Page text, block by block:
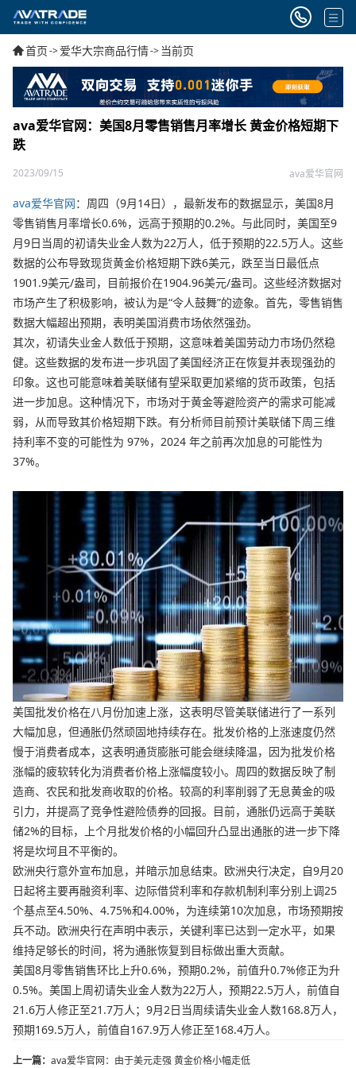
首页->爱华大宗商品行情-> 当前页
ava爱华官网：美国8月零售销售月率增长 黄金价格短期下
跌
2023/09/15 ava爱华官网
ava爱华官网：周四（9月14日），最新发布的数据显示，美国8月
零售销售月率增长0.6%，远高于预期的0.2%。与此同时，美国至9
月9日当周的初请失业金人数为22万人，低于预期的22.5万人。这些
数据的公布导致现货黄金价格短期下跌6美元，跌至当日最低点
1901.9美元/盎司，目前报价在1904.96美元/盎司。这些经济数据对
市场产生了积极影响，被认为是“令人鼓舞”的迹象。首先，零售销售
数据大幅超出预期，表明美国消费市场依然强劲。
其次，初请失业金人数低于预期，这意味着美国劳动力市场仍然稳
健。这些数据的发布进一步巩固了美国经济正在恢复并表现强劲的
印象。这也可能意味着美联储有望采取更加紧缩的货币政策，包括
进一步加息。这种情况下，市场对于黄金等避险资产的需求可能减
弱，从而导致其价格短期下跌。有分析师目前预计美联储下周三维
持利率不变的可能性为 97%，2024 年之前再次加息的可能性为
37%。
美国批发价格在八月份加速上涨，这表明尽管美联储进行了一系列
大幅加息，但通胀仍然顽固地持续存在。批发价格的上涨速度仍然
慢于消费者成本，这表明通货膨胀可能会继续降温，因为批发价格
涨幅的疲软转化为消费者价格上涨幅度较小。周四的数据反映了制
造商、农民和批发商收取的价格。较高的利率削弱了无息黄金的吸
引力，并提高了竞争性避险债券的回报。目前，通胀仍远高于美联
储2%的目标，上个月批发价格的小幅回升凸显出通胀的进一步下降
将是坎坷且不平衡的。
欧洲央行意外宣布加息，并暗示加息结束。欧洲央行决定，自9月20
日起将主要再融资利率、边际借贷利率和存款机制利率分别上调25
个基点至4.50%、4.75%和4.00%，为连续第10次加息，市场预期按
兵不动。欧洲央行在声明中表示，关键利率已达到一定水平，如果
维持足够长的时间，将为通胀恢复到目标做出重大贡献。
美国8月零售销售环比上升0.6%，预期0.2%，前值升0.7%修正为升
0.5%。美国上周初请失业金人数为22万人，预期22.5万人，前值自
21.6万人修正至21.7万人；9月2日当周续请失业金人数168.8万人，
预期169.5万人，前值自167.9万人修正至168.4万人。
上一篇： ava爱华官网：由于美元走强 黄金价格小幅走低